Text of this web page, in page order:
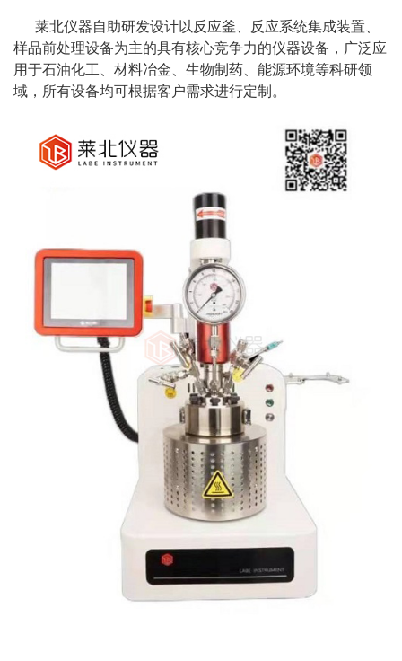
莱北仪器自助研发设计以反应釜、反应系统集成装置、
样品前处理设备为主的具有核心竞争力的仪器设备，广泛应
用于石油化工、材料冶金、生物制药、能源环境等科研领
域，所有设备均可根据客户需求进行定制。